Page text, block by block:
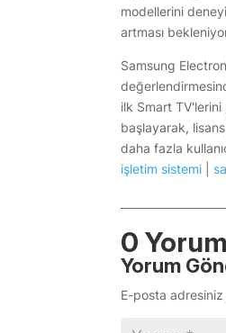
modellerini
artması
Samsung
ilk Smart
başlayarak,
daha fazla
işletim sistemi
0 Yorum
Yorum
E-posta